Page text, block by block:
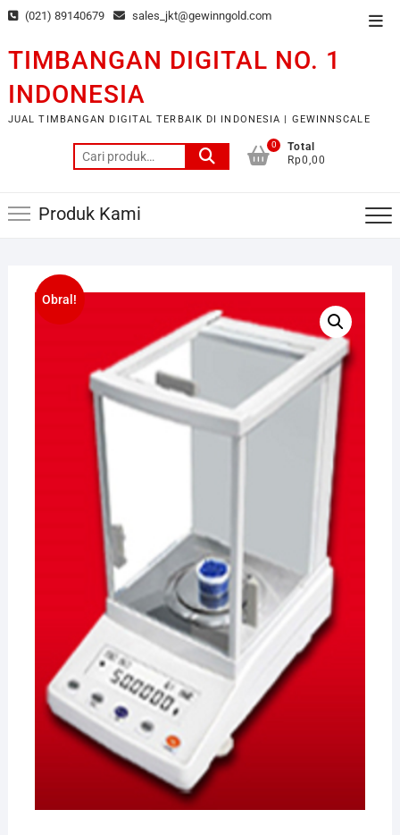
Skip
content
(021) 89140679 sales_jkt@gewinngold.com
TIMBANGAN DIGITAL NO. 1
INDONESIA
JUAL TIMBANGAN DIGITAL TERBAIK DI INDONESIA | GEWINNSCALE
Pencarian
untuk:
0
Total
Rp0,00
Produk Kami
Obral!